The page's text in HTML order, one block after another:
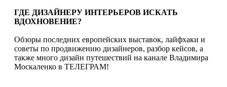
ГДЕ ДИЗАЙНЕРУ ИНТЕРЬЕРОВ ИСКАТЬ
ВДОХНОВЕНИЕ?
Обзоры последних европейских выставок, лайфхаки и
советы по продвижению дизайнеров, разбор кейсов, а
также много дизайн путешествий на канале Владимира
Москаленко в ТЕЛЕГРАМ!